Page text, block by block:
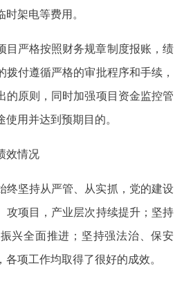
架电等费用。
目严格按照财务规章制度报账，绩
付遵循严格的审批程序和手续，
的原则，同时加强项目资金监控管
用并达到预期目的。
效情况
终坚持从严管、从实抓，党的建设
攻项目，产业层次持续提升；坚持
兴全面推进；坚持强法治、保安
项工作均取得了很好的成效。